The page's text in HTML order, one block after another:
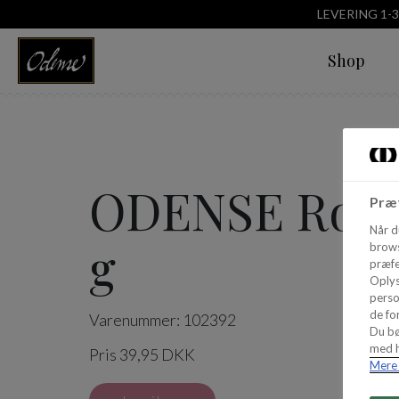
LEVERING 1-
Shop
ODENSE
g
Varenummer: 102392
Pris 39,95 DKK
Når
de
Du
med